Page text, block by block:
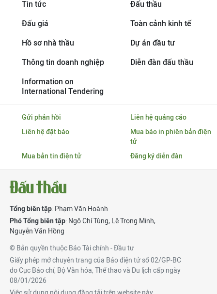
Tin tức Đấu thầu
Đấu giá Toàn cảnh kinh tế
Hồ sơ nhà thầu Dự án đầu tư
Thông tin doanh nghiệp Diễn đàn đấu thầu
Information on
International Tendering
Gửi phản hồi
Liên hệ quảng cáo
Liên hệ đặt báo
Mua báo in phiên bản điện
tử
Mua bản tin điện tử
Đăng ký diễn đàn
Tổng biên tập: Phạm Văn Hoành
Phó Tổng biên tập: Ngô Chí Tùng, Lê Trọng Minh,
Nguyễn Văn Hồng
© Bản quyền thuộc Báo Tài chính - Đầu tư
Giấy phép mở chuyên trang của Báo điện tử số 02/GP-BC
do Cục Báo chí, Bộ Văn hóa, Thể thao và Du lịch cấp ngày
08/01/2026